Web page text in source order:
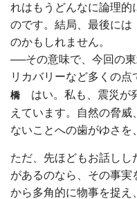
れはもうどんなに論理的
のです。結局、最後には
のかもしれません。
──その意味で、今回の東
リカバリーなど多くの点
橋 はい。私も、震災が
えています。自然の脅
ないことへの歯がゆさを
ただ、先ほどもお話しし
があるのなら、その事
から多角的に物事を捉え